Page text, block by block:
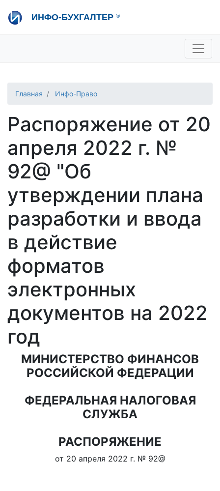
ИНФО-БУХГАЛТЕР ®
Отдел продаж
Консультации
Главная Инфо-Право
Распоряжение от 20
апреля 2022 г. №
92@ "Об
утверждении плана
разработки и ввода
в действие
форматов
электронных
документов на 2022
год
МИНИСТЕРСТВО ФИНАНСОВ
РОССИЙСКОЙ ФЕДЕРАЦИИ
ФЕДЕРАЛЬНАЯ НАЛОГОВАЯ
СЛУЖБА
РАСПОРЯЖЕНИЕ
от 20 апреля 2022 г. № 92@